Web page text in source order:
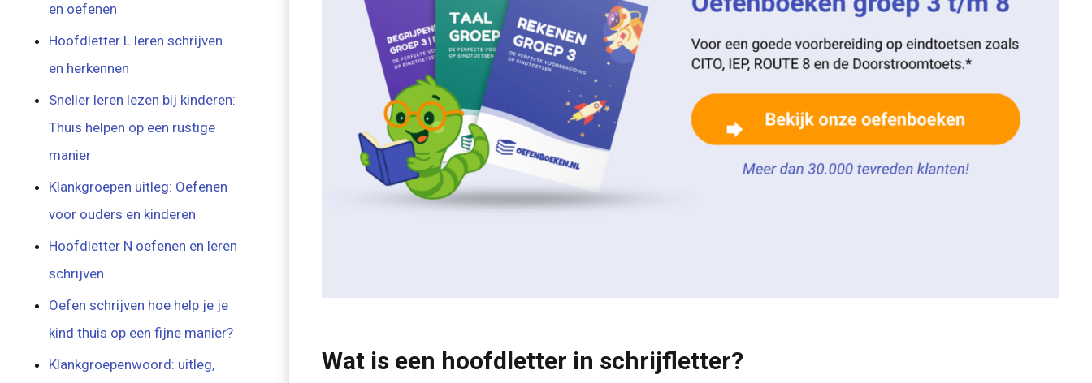
Wat is een hoofdletter in schrijfletter?
en oefenen
Hoofdletter L leren schrijven
en herkennen
Sneller leren lezen bij kinderen:
Thuis helpen op een rustige
manier
Klankgroepen uitleg: Oefenen
voor ouders en kinderen
Hoofdletter N oefenen en leren
schrijven
Oefen schrijven hoe help je je
kind thuis op een fijne manier?
Klankgroepenwoord: uitleg,